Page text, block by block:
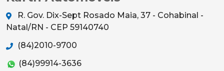
R. Gov. Dix-Sept Rosado Maia, 37 - Cohabinal -
Natal/RN - CEP 59140740
(84)2010-9700
(84)99914-3636